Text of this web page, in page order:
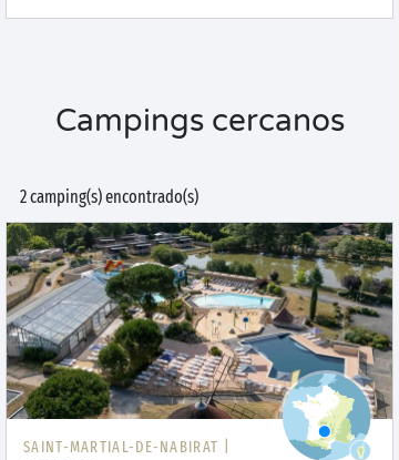
Campings cercanos
2 camping(s) encontrado(s)
SAINT-MARTIAL-DE-NABIRAT |